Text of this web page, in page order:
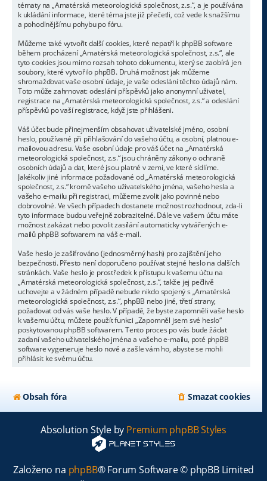
tématy na „Amatérská meteorologická společnost, z.s.“, a je používána
k ukládání informace, které téma jste již přečetli, což vede k snažšímu
a pohodlnějšímu pohybu po fóru.
Můžeme také vytvořit další cookies, které nepatří k phpBB software
během procházení „Amatérská meteorologická společnost, z.s.“, ale
tyto cookies jsou mimo rozsah tohoto dokumentu, který se zaobírá jen
soubory, které vytvořilo phpBB. Druhá možnost jak můžeme
shromažďovat vaše osobní údaje, je vaše odeslání těchto údajů nám.
Toto může zahrnovat: odeslání příspěvků jako anonymní uživatel,
registrace na „Amatérská meteorologická společnost, z.s.“ a odeslání
příspěvků po vaší registrace, když jste přihlášeni.
Váš účet bude přinejmenším obsahovat uživatelské jméno, osobní
heslo, používané při přihlašování do vašeho účtu, a osobní, platnou e-
mailovou adresu. Vaše osobní údaje pro váš účet na „Amatérská
meteorologická společnost, z.s.“ jsou chráněny zákony o ochraně
osobních údajů a dat, které jsou platné v zemi, ve které sídlíme.
Jakékoliv jiné informace požadované od „Amatérská meteorologická
společnost, z.s.“ kromě vašeho uživatelského jména, vašeho hesla a
vašeho e-mailu při registraci, můžeme zvolit jako povinné nebo
dobrovolné. Ve všech případech dostanete možnost rozhodnout, zda-li
tyto informace budou veřejně zobrazitelné. Dále ve vašem účtu máte
možnost zakázat nebo povolit zasílání automaticky vytvářených e-
mailů phpBB softwarem na váš e-mail.
Vaše heslo je zašifrováno (jednosměrný hash) pro zajištění jeho
bezpečnosti. Přesto není doporučeno používat stejné heslo na dalších
stránkách. Vaše heslo je prostředek k přístupu k vašemu účtu na
„Amatérská meteorologická společnost, z.s.“, takže jej pečlivě
uchovejte a v žádném případě nebude nikdo spojený s „Amatérská
meteorologická společnost, z.s.“, phpBB nebo jiné, třetí strany,
požadovat od vás vaše heslo. V případě, že byste zapomněli vaše heslo
k vašemu účtu, můžete použít funkci „Zapomněl jsem své heslo“
poskytovanou phpBB softwarem. Tento proces po vás bude žádat
zadaní vašeho uživatelského jména a vašeho e-mailu, poté phpBB
software vygeneruje heslo nové a zašle vám ho, abyste se mohli
přihlásit ke svému účtu.
Obsah fóra Smazat cookies
Absolution Style by Premium phpBB Styles
Založeno na phpBB® Forum Software © phpBB Limited